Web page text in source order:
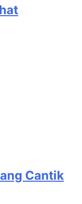
Cantik